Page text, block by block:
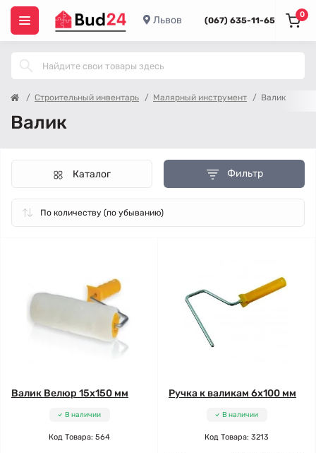
Львов (067) 635-11-65
0
Строительный инвентарь Малярный инструмент Валик
Валик
Фильтр
Каталог
Валик Велюр 15x150 мм
В наличии
Код Товара: 564
Ручка к валикам 6x100 мм
В наличии
Код Товара: 3213